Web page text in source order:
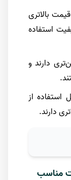
بالاتری
استفاده
دارند و
از
دارند.
مناسب